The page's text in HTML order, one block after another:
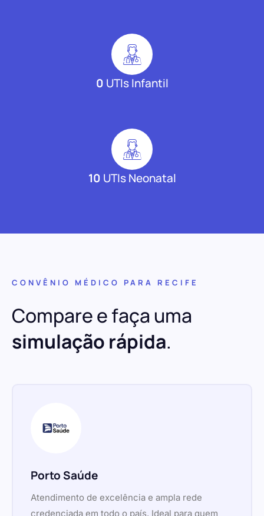
0 UTIs Infantil
10 UTIs Neonatal
CONVÊNIO MÉDICO PARA RECIFE
Compare e faça uma
simulação rápida.
Porto Saúde
Atendimento de excelência e ampla rede
credenciada em todo o país. Ideal para quem